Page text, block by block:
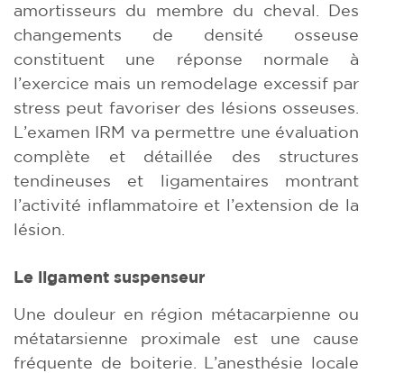
amortisseurs du membre du cheval. Des
changements de densité osseuse
constituent une réponse normale à
l’exercice mais un remodelage excessif par
stress peut favoriser des lésions osseuses.
L’examen IRM va permettre une évaluation
complète et détaillée des structures
tendineuses et ligamentaires montrant
l’activité inflammatoire et l’extension de la
lésion.
Le ligament suspenseur
Une douleur en région métacarpienne ou
métatarsienne proximale est une cause
fréquente de boiterie. L’anesthésie locale